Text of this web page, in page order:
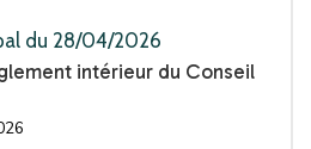
du 28/04/2026
intérieur du Conseil